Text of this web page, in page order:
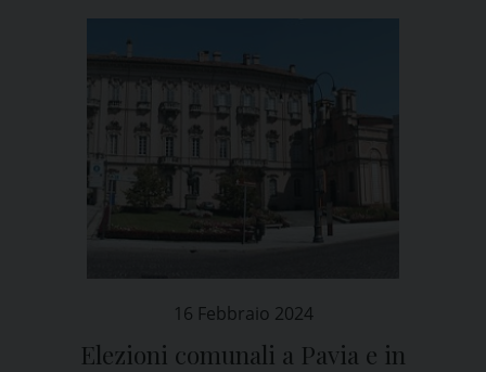
16 Febbraio 2024
Elezioni comunali a Pavia e in